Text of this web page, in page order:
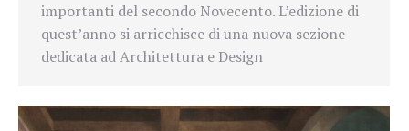
importanti del secondo Novecento. L’edizione di
quest’anno si arricchisce di una nuova sezione
dedicata ad Architettura e Design